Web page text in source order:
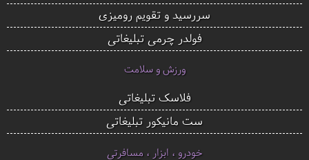
سررسید و تقویم رومیزی
فولدر چرمی تبلیغاتی
ورزش و سلامت
فلاسک تبلیغاتی
ست مانیکور تبلیغاتی
خودرو ، ابزار ، مسافرتی